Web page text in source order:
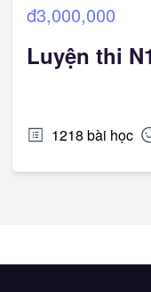
đ3,000,000
Luyện thi
1218 bài học